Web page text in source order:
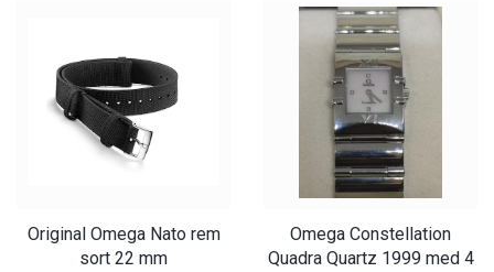
Original Omega Nato rem
sort 22 mm
Omega Constellation
Quadra Quartz 1999 med 4